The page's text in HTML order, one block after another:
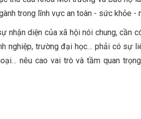
trong lĩnh vực an toàn - sức khỏe -
nhận diện của xã hội nói chung, cần
nghiệp, trường đại học… phải có sự
nêu cao vai trò và tầm quan